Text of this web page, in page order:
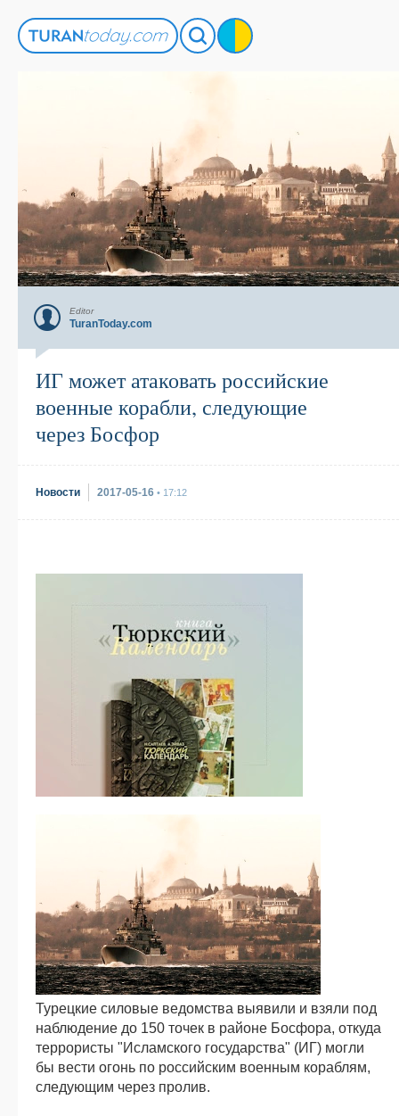
Editor
TuranToday.com
ИГ может атаковать российские
военные корабли, следующие
через Босфор
Новости 2017-05-16 • 17:12
Турецкие силовые ведомства выявили и взяли под
наблюдение до 150 точек в районе Босфора, откуда
террористы "Исламского государства" (ИГ) могли
бы вести огонь по российским военным кораблям,
следующим через пролив.